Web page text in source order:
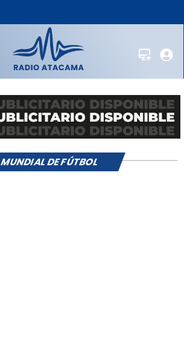
MUNDIAL DE FÚTBOL